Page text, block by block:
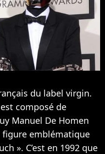
du label virgin.
composé de
Manuel De Homen
figure emblématique
». C’est en 1992 que